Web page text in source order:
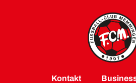
Kontakt